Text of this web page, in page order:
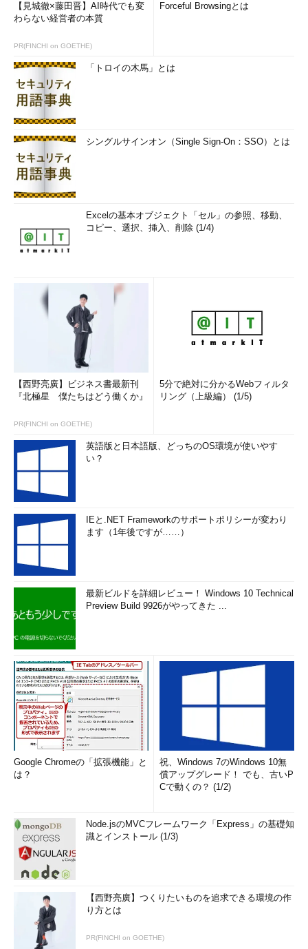
【見城徹×藤田晋】AI時代でも変
わらない経営者の本質
PR(FINCHI on GOETHE)
Forceful Browsingとは
「トロイの木馬」とは
シングルサインオン（Single Sign-On：SSO）とは
Excelの基本オブジェクト「セル」の参照、移動、
コピー、選択、挿入、削除 (1/4)
【西野亮廣】ビジネス書最新刊
『北極星 僕たちはどう働くか』
PR(FINCHI on GOETHE)
5分で絶対に分かるWebフィルタ
リング（上級編） (1/5)
英語版と日本語版、どっちのOS環境が使いやす
い？
IEと.NET Frameworkのサポートポリシーが変わり
ます（1年後ですが……）
最新ビルドを詳細レビュー！ Windows 10 Technical
Preview Build 9926がやってきた ...
Google Chromeの「拡張機能」と
は？
祝、Windows 7のWindows 10無
償アップグレード！ でも、古いP
Cで動くの？ (1/2)
Node.jsのMVCフレームワーク「Express」の基礎知
識とインストール (1/3)
【西野亮廣】つくりたいものを追求できる環境の作
り方とは
PR(FINCHI on GOETHE)